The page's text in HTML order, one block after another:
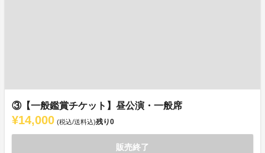
③【一般鑑賞チケット】昼公演・一般席
¥14,000 (税込/送料込)残り0
販売終了